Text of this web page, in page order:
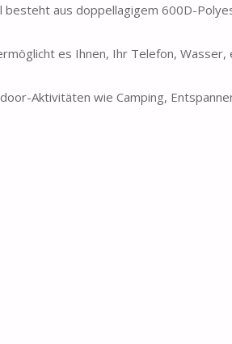
besteht aus doppellagigem 600D-
es Ihnen, Ihr Telefon, Wasser,
Aktivitäten wie Camping,